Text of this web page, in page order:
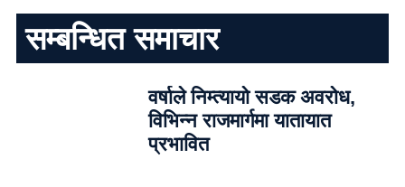
सम्बन्धित समाचार
वर्षाले निम्त्यायो सडक अवरोध,
विभिन्न राजमार्गमा यातायात
प्रभावित